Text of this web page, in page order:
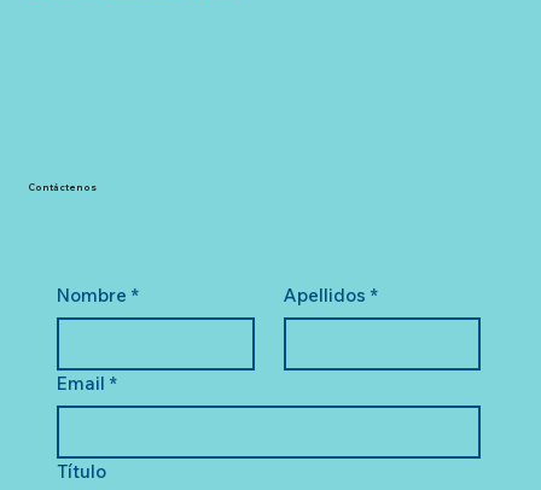
Nombre * Apellidos *
Email *
Título
Contáctenos